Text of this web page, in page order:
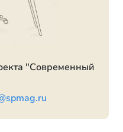
"Современный